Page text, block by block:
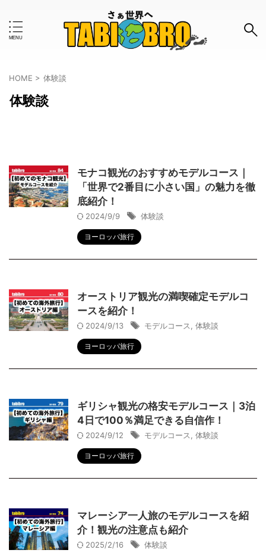
キーワードで検索する
#おすすめのタグ
世界一周 体験談 使ってみた 女子旅
旅グッズ 旅行計画
治安 海外旅行保険
HOME > 体験談
体験談
モナコ観光のおすすめモデルコース｜
「世界で2番目に小さい国」の魅力を徹
底紹介！
2024/9/9 体験談
ヨーロッパ旅行
オーストリア観光の満喫確定モデルコ
ースを紹介！
2024/9/13 モデルコース 体験談
ヨーロッパ旅行
ギリシャ観光の格安モデルコース｜3泊
4日で100％満足できる自信作！
2024/9/12 モデルコース 体験談
ヨーロッパ旅行
マレーシア一人旅のモデルコースを紹
介！観光の注意点も紹介
2025/2/16 体験談